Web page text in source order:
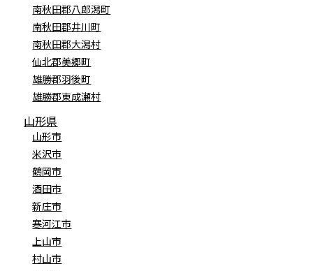
南秋田郡八郎潟町
南秋田郡井川町
南秋田郡大潟村
仙北郡美郷町
雄勝郡羽後町
雄勝郡東成瀬村
山形県
山形市
米沢市
鶴岡市
酒田市
新庄市
寒河江市
上山市
村山市